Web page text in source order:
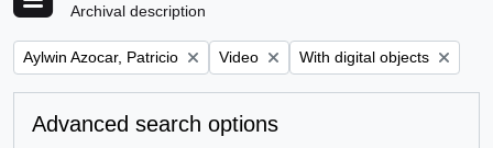
Archival description
Remove filter:
Aylwin Azocar, Patricio Remove filter:
Video Remove filter:
With digital objects
Advanced search options